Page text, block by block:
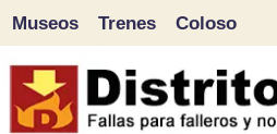
Saltar
al
Museos Trenes Coloso